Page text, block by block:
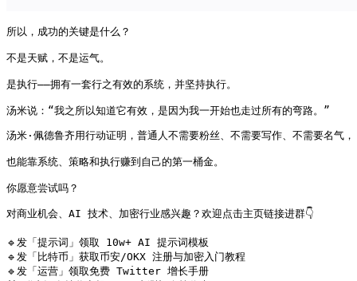
所以，成功的关键是什么？
不是天赋，不是运气。
是执行——拥有一套行之有效的系统，并坚持执行。
汤米说：“我之所以知道它有效，是因为我一开始也走过所有的弯路。”
汤米·佩德鲁齐用行动证明，普通人不需要粉丝、不需要写作、不需要名气，
也能靠系统、策略和执行赚到自己的第一桶金。
你愿意尝试吗？
对商业机会、AI 技术、加密行业感兴趣？欢迎点击主页链接进群👇
🔹发「提示词」领取 10w+ AI 提示词模板
🔹发「比特币」获取币安/OKX 注册与加密入门教程
🔹发「运营」领取免费 Twitter 增长手册